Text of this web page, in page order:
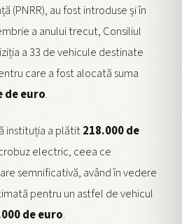
(PNRR), au fost introduse și în
a anului trecut, Consiliul
a 33 de vehicule destinate
care a fost alocată suma
de euro.
instituția a plătit218.000 de
electric, ceea ce
semnificativă, având în vedere
pentru un astfel de vehicul
de euro.